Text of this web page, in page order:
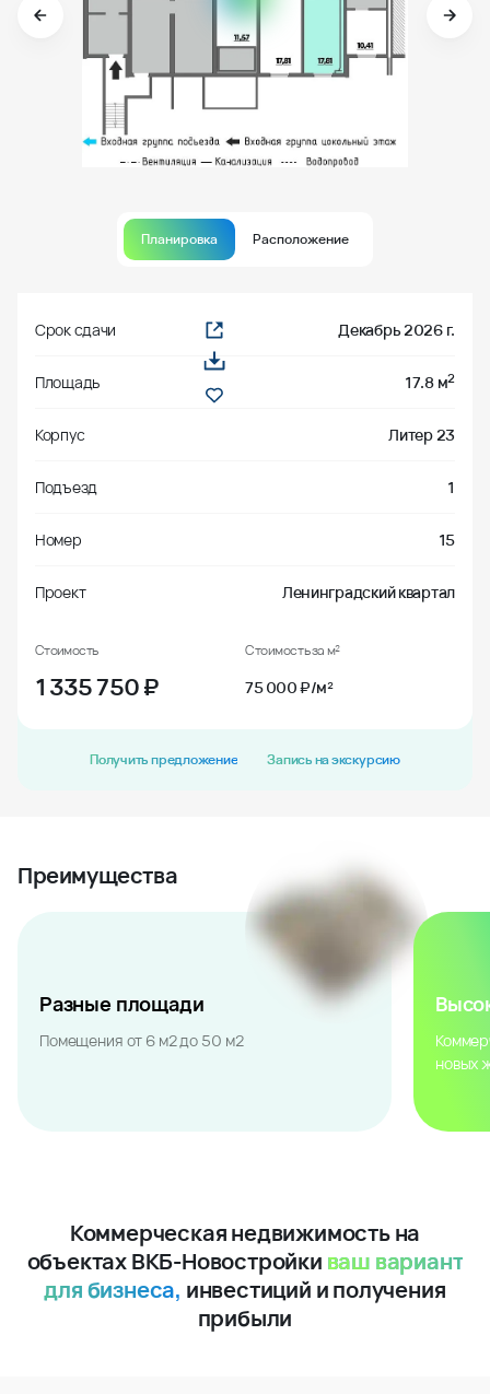
Планировка Расположение
Срок сдачи Декабрь 2026 г.
Площадь 17.8 м2
Корпус Литер 23
Подъезд 1
Номер 15
Проект Ленинградский квартал
Стоимость
1 335 750₽
Стоимость за м²
75 000 ₽/м²
Получить предложение Запись на экскурсию
Преимущества
Разные площади
Помещения от 6 м2 до 50 м2
новых
Коммерческая недвижимость на
объектах ВКБ-Новостройки ваш вариант
для бизнеса, инвестиций и получения
прибыли